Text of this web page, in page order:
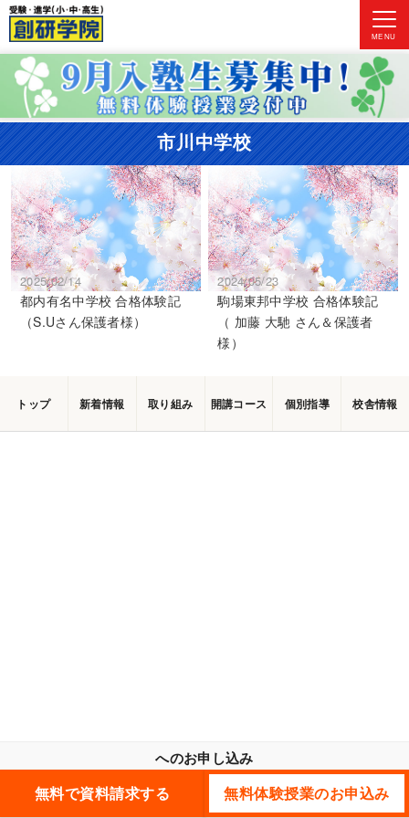
MENU
市川中学校
2025/02/14
都内有名中学校 合格体験記
（S.Uさん保護者様）
2024/05/23
駒場東邦中学校 合格体験記
（ 加藤 大馳 さん＆保護者
様）
トップ 新着情報 取り組み 開講コース 個別指導 校舎情報
へのお申し込み
無料で資料請求する 無料体験授業のお申込み